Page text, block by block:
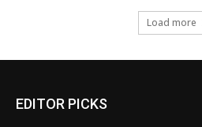
Load more
EDITOR PICKS